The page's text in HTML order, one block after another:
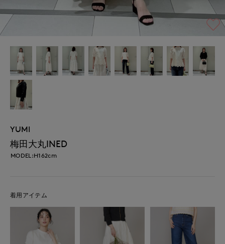
YUMI
梅田大丸INED
MODEL:H162cm
着用アイテム